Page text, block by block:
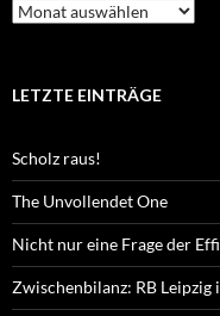
Archiv
LETZTE EINTRÄGE
Scholz raus!
The Unvollendet One
Nicht nur eine Frage der
Zwischenbilanz: RB Leipzig